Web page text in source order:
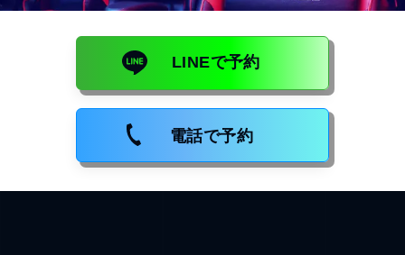
LINEで予約
電話で予約